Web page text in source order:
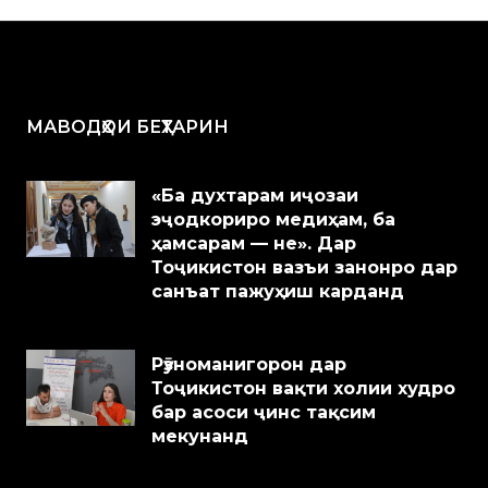
МАВОДҲОИ БЕҲТАРИН
«Ба духтарам иҷозаи
эҷодкориро медиҳам, ба
ҳамсарам — не». Дар
Тоҷикистон вазъи занонро дар
санъат пажуҳиш карданд
Рӯзноманигорон дар
Тоҷикистон вақти холии худро
бар асоси ҷинс тақсим
мекунанд